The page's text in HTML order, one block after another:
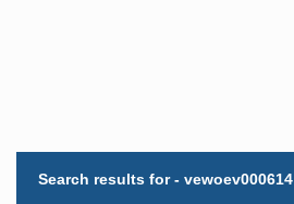
Search results for - vewoev000614